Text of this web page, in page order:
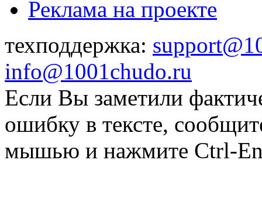
Реклама на проекте
техподдержка:
info@1001chudo.ru
Если Вы заметили
ошибку в тексте,
мышью и нажмите Ctrl-